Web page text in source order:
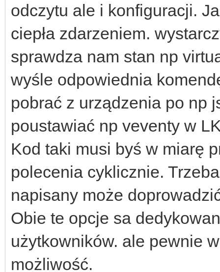
odczytu ale i konfiguracji.
ciepła zdarzeniem.
sprawdza nam stan np
wyśle odpowiednia
pobrać z urządzenia po np
poustawiać np veventy w
Kod taki musi byś w miarę
polecenia cyklicznie.
napisany może
Obie te opcje sa
użytkowników. ale pewnie
możliwość.